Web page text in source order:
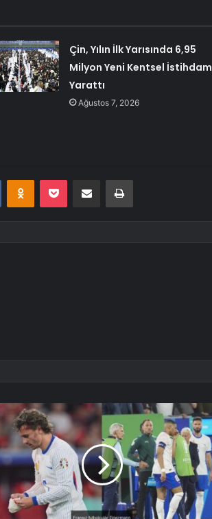
Çin, Yılın İlk Yarısında 6,95
Milyon Yeni Kentsel İstihdam
Yarattı
Ağustos 7, 2026
VKontakteOdnoklassniki
Pocket E-Posta ile paylaş Yazdır